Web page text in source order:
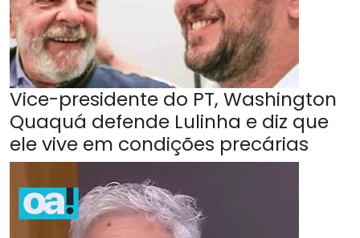
Vice-presidente do PT, Washington
Quaquá defende Lulinha e diz que
ele vive em condições precárias